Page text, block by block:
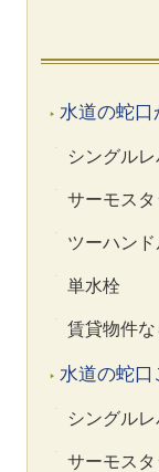
水道の蛇
シングル
サーモス
ツーハン
単水栓
賃貸物件
水道の蛇
シングル
サーモス